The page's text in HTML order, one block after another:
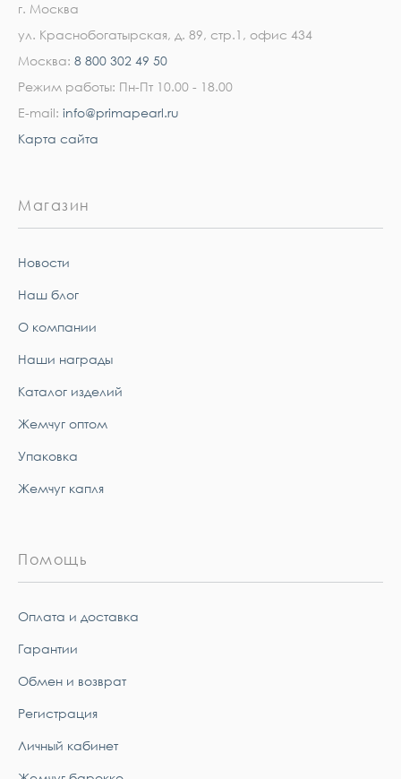
г. Москва
ул. Краснобогатырская, д. 89, стр.1, офис 434
Москва: 8 800 302 49 50
Режим работы: Пн-Пт 10.00 - 18.00
E-mail: info@primapearl.ru
Карта сайта
Магазин
Новости
Наш блог
О компании
Наши награды
Каталог изделий
Жемчуг оптом
Упаковка
Жемчуг капля
Помощь
Оплата и доставка
Гарантии
Обмен и возврат
Регистрация
Личный кабинет